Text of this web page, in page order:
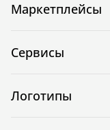
Маркетплейсы
Сервисы
Логотипы